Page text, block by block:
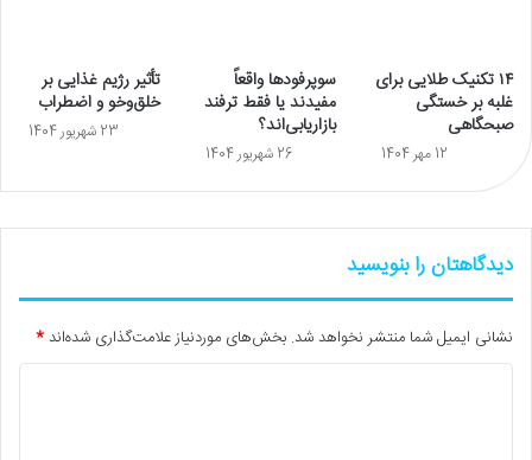
۱۴ تکنیک طلایی برای
غلبه بر خستگی
صبحگاهی
12 مهر 1404
سوپرفودها واقعاً
مفیدند یا فقط ترفند
بازاریابی‌اند؟
26 شهریور 1404
تأثیر رژیم غذایی بر
خلق‌وخو و اضطراب
23 شهریور 1404
دیدگاهتان را بنویسید
نشانی ایمیل شما منتشر نخواهد شد. بخش‌های موردنیاز علامت‌گذاری شده‌اند*